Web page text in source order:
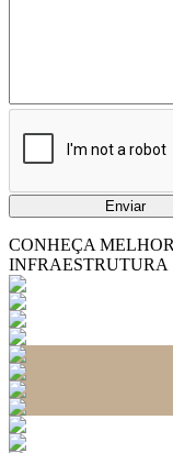
Enviar
CONHEÇA
INFRAESTRUTURA